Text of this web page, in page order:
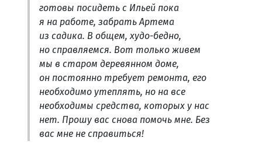
готовы посидеть с Ильей пока
я на работе, забрать Артема
из садика. В общем, худо-бедно,
но справляемся. Вот только живем
мы в старом деревянном доме,
он постоянно требует ремонта, его
необходимо утеплять, но на все
необходимы средства, которых у нас
нет. Прошу вас снова помочь мне. Без
вас мне не справиться!